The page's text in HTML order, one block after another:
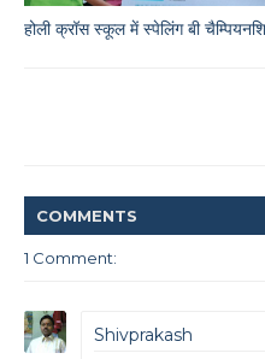
होली क्रॉस स्कूल में स्पेलिंग बी
COMMENTS
1 Comment:
Shivprakash